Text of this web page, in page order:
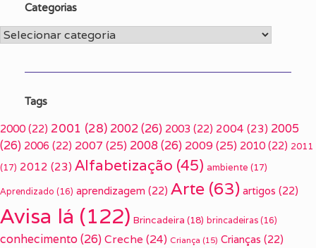
Categorias
Categorias
Tags
2000 (22) 2001 (28) 2002(26) 2003 (22) 2004 (23) 2005
(26) 2006 (22) 2007 (25) 2008(26) 2009(25) 2010 (22) 2011
(17) 2012 (23) Alfabetização (45) ambiente (17)
Aprendizado (16) aprendizagem (22) Arte (63) artigos (22)
Avisa lá (122) Brincadeira (18) brincadeiras (16)
conhecimento(26) Creche (24) Criança (15) Crianças (22)